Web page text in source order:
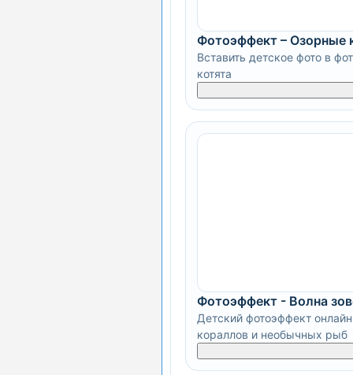
Фотоэффект – Озорные
Вставить детское фото в
котята
Фотоэффект - Волна
Детский фотоэффект
кораллов и необычных рыб